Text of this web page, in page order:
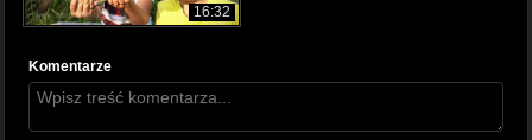
16:32
Komentarze